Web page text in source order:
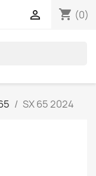
shopping_cart (0)

SX 65 2024